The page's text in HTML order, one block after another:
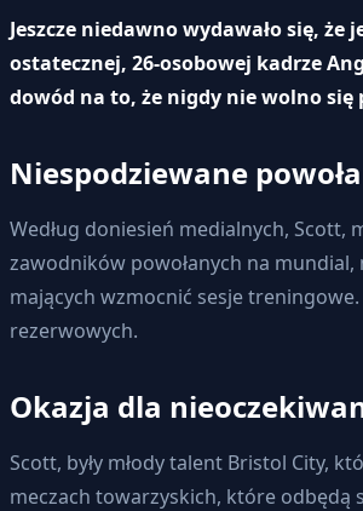
Jeszcze niedawno wydawało się,
ostatecznej, 26-osobowej kadrze
dowód na to, że nigdy nie wolno
Niespodziewane
Według doniesień medialnych,
zawodników powołanych na
mających wzmocnić sesje
rezerwowych.
Okazja dla
Scott, były młody talent Bristol City,
meczach towarzyskich, które odbędą